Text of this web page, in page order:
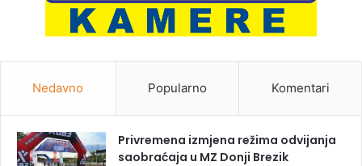
Nedavno Popularno Komentari
Privremena izmjena režima odvijanja
saobraćaja u MZ Donji Brezik